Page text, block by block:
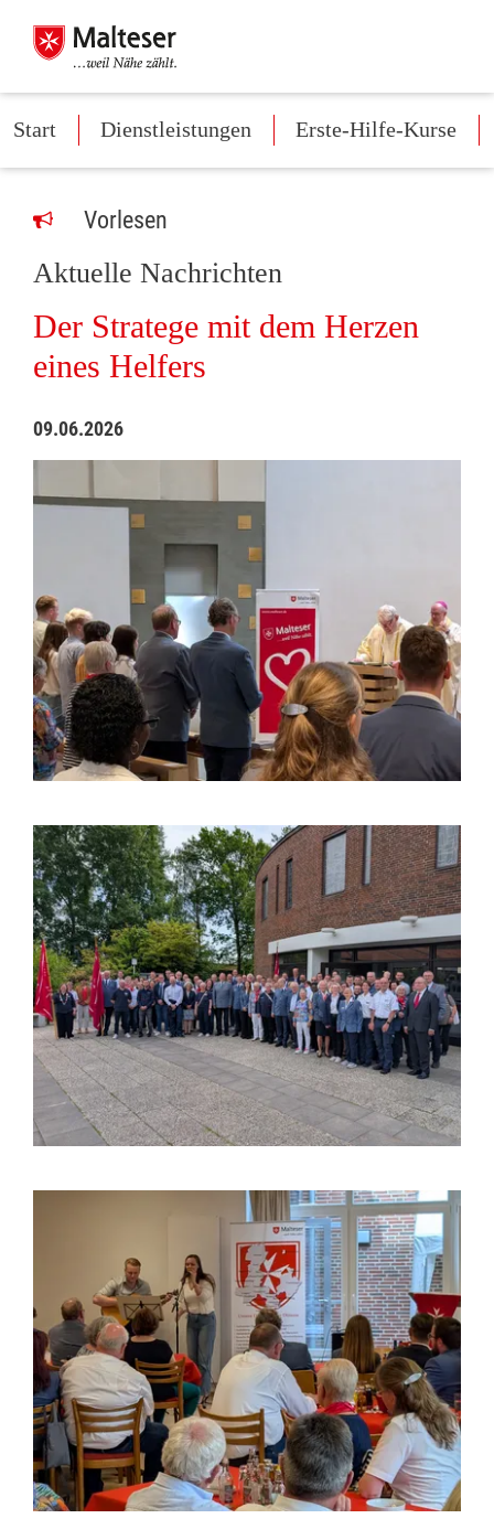
Start Dienstleistungen Erste-Hilfe-Kurse
Vorlesen
Aktuelle Nachrichten
Der Stratege mit dem Herzen
eines Helfers
09.06.2026